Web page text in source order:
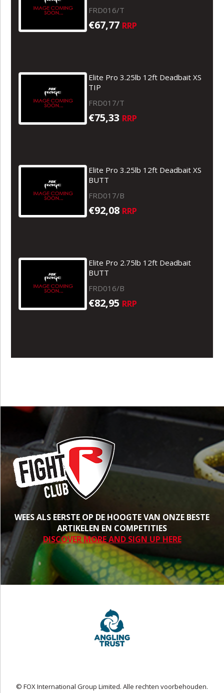
FRD016/T
€67,77 RRP
Elite Pro 3.25lb 12ft Deadbait XS
TIP
FRD017/T
€75,33 RRP
Elite Pro 3.25lb 12ft Deadbait XS
BUTT
FRD017/B
€92,08 RRP
Elite Pro 2.75lb 12ft Deadbait
BUTT
FRD016/B
€82,95 RRP
WEES ALS EERSTE OP DE HOOGTE VAN ONZE BESTE
ARTIKELEN EN COMPETITIES
DISCOVER MORE AND SIGN UP HERE
© FOX International Group Limited. Alle rechten voorbehouden.